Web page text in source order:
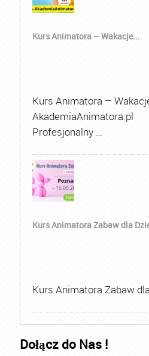
Kurs Animatora – Wakacje...
Kurs Animatora –
AkademiaAnimatora.pl
Profesjonalny …
Kurs Animatora Zabaw dla
Kurs Animatora Zabaw
Dołącz do Nas !